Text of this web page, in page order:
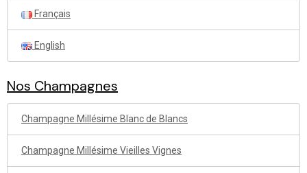
Français
English
Nos Champagnes
Champagne Millésime Blanc de Blancs
Champagne Millésime Vieilles Vignes